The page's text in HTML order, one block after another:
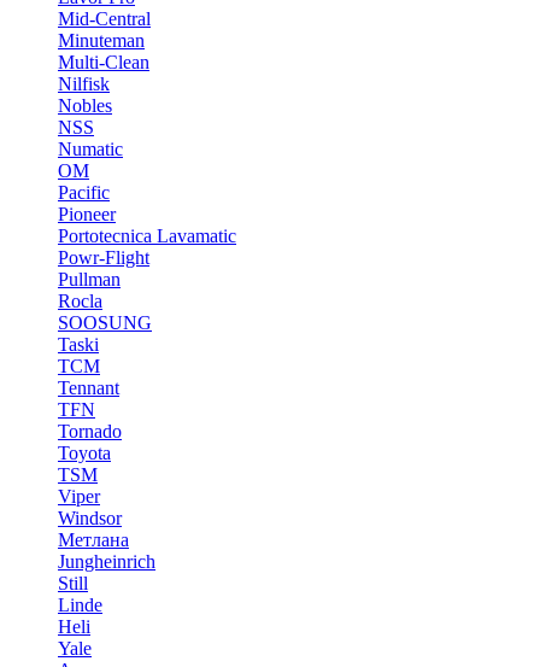
Mid-Central
Minuteman
Multi-Clean
Nilfisk
Nobles
NSS
Numatic
OM
Pacific
Pioneer
Portotecnica Lavamatic
Powr-Flight
Pullman
Rocla
SOOSUNG
Taski
TCM
Tennant
TFN
Tornado
Toyota
TSM
Viper
Windsor
Метлана
Jungheinrich
Still
Linde
Heli
Yale